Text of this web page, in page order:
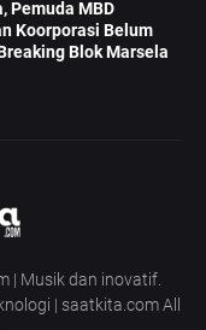
Pemuda MBD
Koorporasi Belum
Blok Marsela
| Musik dan inovatif.
| saatkita.com All